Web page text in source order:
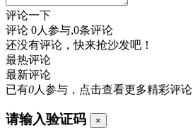
评论一下
评论 0人参与,0条评论
还没有评论，快来抢沙发吧！
最热评论
最新评论
已有0人参与，点击查看更多精彩评论
请输入验证码 ×